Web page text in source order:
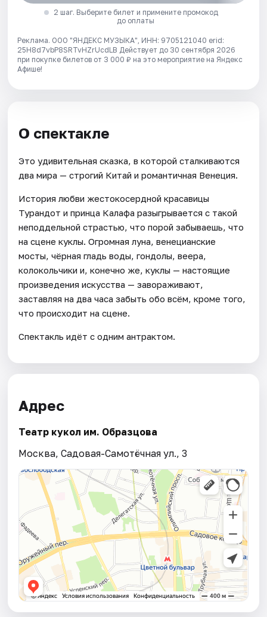
2 шаг. Выберите билет и примените промокод
до оплаты
Реклама. ООО "ЯНДЕКС МУЗЫКА", ИНН: 9705121040 erid:
25H8d7vbP8SRTvHZrUcdLB Действует до 30 сентября 2026
при покупке билетов от 3 000 ₽ на это мероприятие на Яндекс
Афише!
О спектакле
Это удивительная сказка, в которой сталкиваются
два мира — строгий Китай и романтичная Венеция.
История любви жестокосердной красавицы
Турандот и принца Калафа разыгрывается с такой
неподдельной страстью, что порой забываешь, что
на сцене куклы. Огромная луна, венецианские
мосты, чёрная гладь воды, гондолы, веера,
колокольчики и, конечно же, куклы — настоящие
произведения искусства — завораживают,
заставляя на два часа забыть обо всём, кроме того,
что происходит на сцене.
Спектакль идёт с одним антрактом.
Адрес
Театр кукол им. Образцова
Москва, Садовая-Самотёчная ул., 3